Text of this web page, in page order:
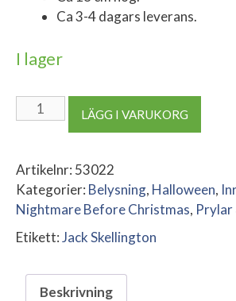
Ca 3-4 dagars leverans.
I lager
Nightmare
Before
Light
Jack
mängd
LÄGG I VARUKORG
Artikelnr: 53022
Kategorier: Belysning, Halloween,
Nightmare Before Christmas, Prylar
Etikett:Jack Skellington
Beskrivning